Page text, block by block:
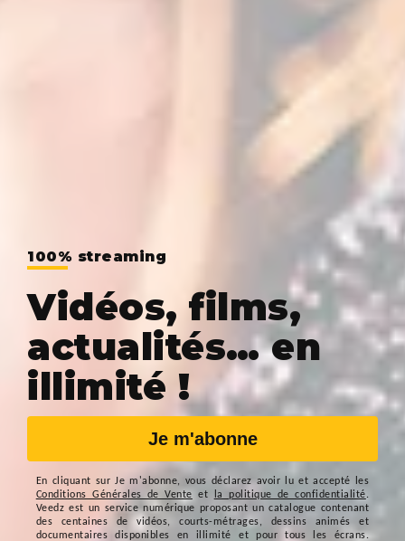
100% streaming
Vidéos, films,
actualités… en
illimité !
Je m'abonne
En cliquant surJe m'abonne, vous déclarez avoir lu et accepté les
Conditions Générales de Vente et la politique de confidentialité.
Veedz est un service numérique proposant un catalogue contenant
des centaines de vidéos, courts-métrages, dessins animés et
documentaires disponibles en illimité et pour tous les écrans.